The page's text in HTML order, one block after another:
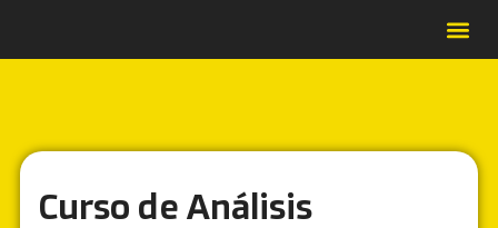
Curso de Análisis